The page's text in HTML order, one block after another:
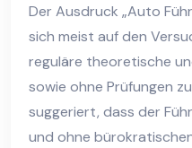
Der Ausdruck „Auto
sich meist auf den
reguläre theoretische
sowie ohne Prüfungen
suggeriert, dass der
und ohne